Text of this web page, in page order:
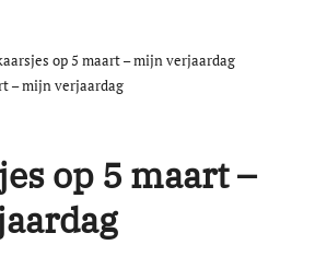
op 5 maart – mijn verjaardag
– mijn verjaardag
op 5 maart –